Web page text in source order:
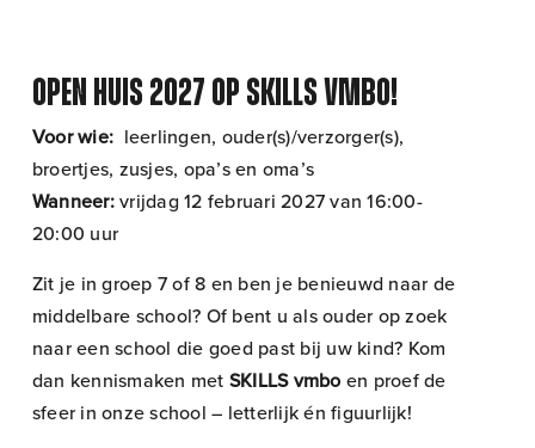
Open Huis 2027 op SKILLS vmbo!
Voor wie: leerlingen, ouder(s)/verzorger(s),
broertjes, zusjes, opa’s en oma’s
Wanneer:vrijdag 12 februari 2027 van 16:00-
20:00 uur
Zit je in groep 7 of 8 en ben je benieuwd naar de
middelbare school? Of bent u als ouder op zoek
naar een school die goed past bij uw kind? Kom
dan kennismaken met SKILLS vmbo en proef de
sfeer in onze school – letterlijk én figuurlijk!